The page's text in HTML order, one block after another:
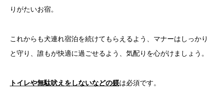
りがたいお宿。
これからも犬連れ宿泊を続けてもらえるよう、マナーはしっかり
と守り、誰もが快適に過ごせるよう、気配りを心がけましょう。
トイレや無駄吠えをしないなどの躾は必須です。